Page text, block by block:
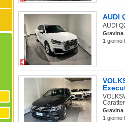
4
AUDI
AUDI
Gravina
1 giorno
Gravina
1 giorno